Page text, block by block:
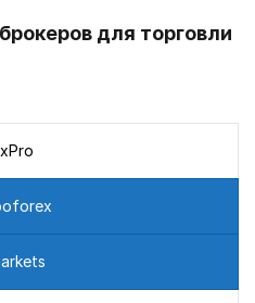
для торговли